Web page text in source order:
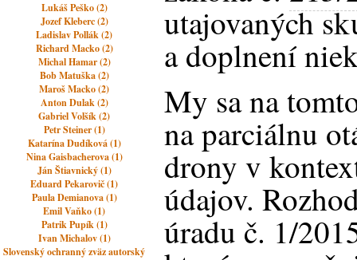
Lukáš Peško (2)
Jozef Kleberc (2)
Ladislav Pollák (2)
Richard Macko (2)
Michal Hamar (2)
Bob Matuška (2)
Maroš Macko (2)
Anton Dulak (2)
Gabriel Volšík (2)
Petr Steiner (1)
Katarína Dudíková (1)
Nina Gaisbacherova (1)
Ján Štiavnický (1)
Eduard Pekarovič (1)
Paula Demianova (1)
Emil Vaňko (1)
Patrik Pupík (1)
Ivan Michalov (1)
Slovenský ochranný zväz autorský
utajovaných
a doplnení
My sa na
na parciálnu
drony v
údajov.
úradu č. 1/